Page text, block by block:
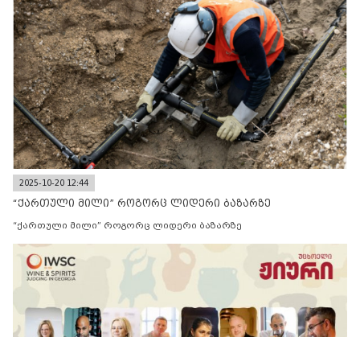
2025-10-20 12:44
“ქართული მილი” როგორც ლიდერი ბაზარზე
“ქართული მილი” როგორც ლიდერი ბაზარზე